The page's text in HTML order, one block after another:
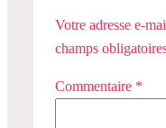
Votre adresse e-
champs
Commentaire *